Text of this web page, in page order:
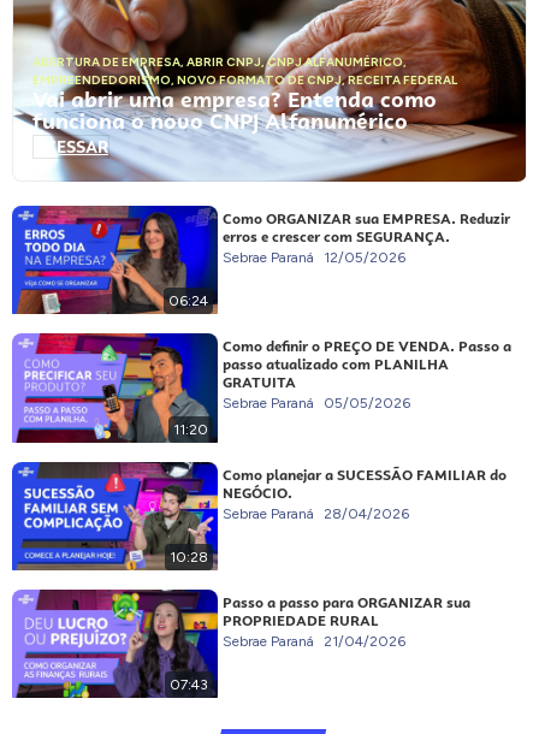
ABERTURA DE EMPRESA, ABRIR CNPJ,CNPJ ALFANUMÉRICO,
EMPREENDEDORISMO, NOVO FORMATO DE CNPJ,RECEITA FEDERAL
Vai abrir uma empresa? Entenda como
funciona o novo CNPJ Alfanumérico
ACESSAR
06:24
Como ORGANIZAR sua EMPRESA. Reduzir
erros e crescer com SEGURANÇA.
Sebrae Paraná 12/05/2026
11:20
Como definir o PREÇO DE VENDA. Passo a
passo atualizado com PLANILHA
GRATUITA
Sebrae Paraná 05/05/2026
10:28
Como planejar a SUCESSÃO FAMILIAR do
NEGÓCIO.
Sebrae Paraná 28/04/2026
07:43
Passo a passo para ORGANIZAR sua
PROPRIEDADE RURAL
Sebrae Paraná 21/04/2026